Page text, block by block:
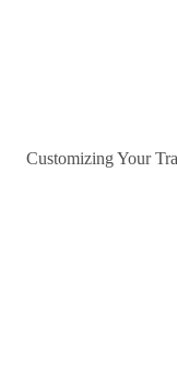
Customizing Your